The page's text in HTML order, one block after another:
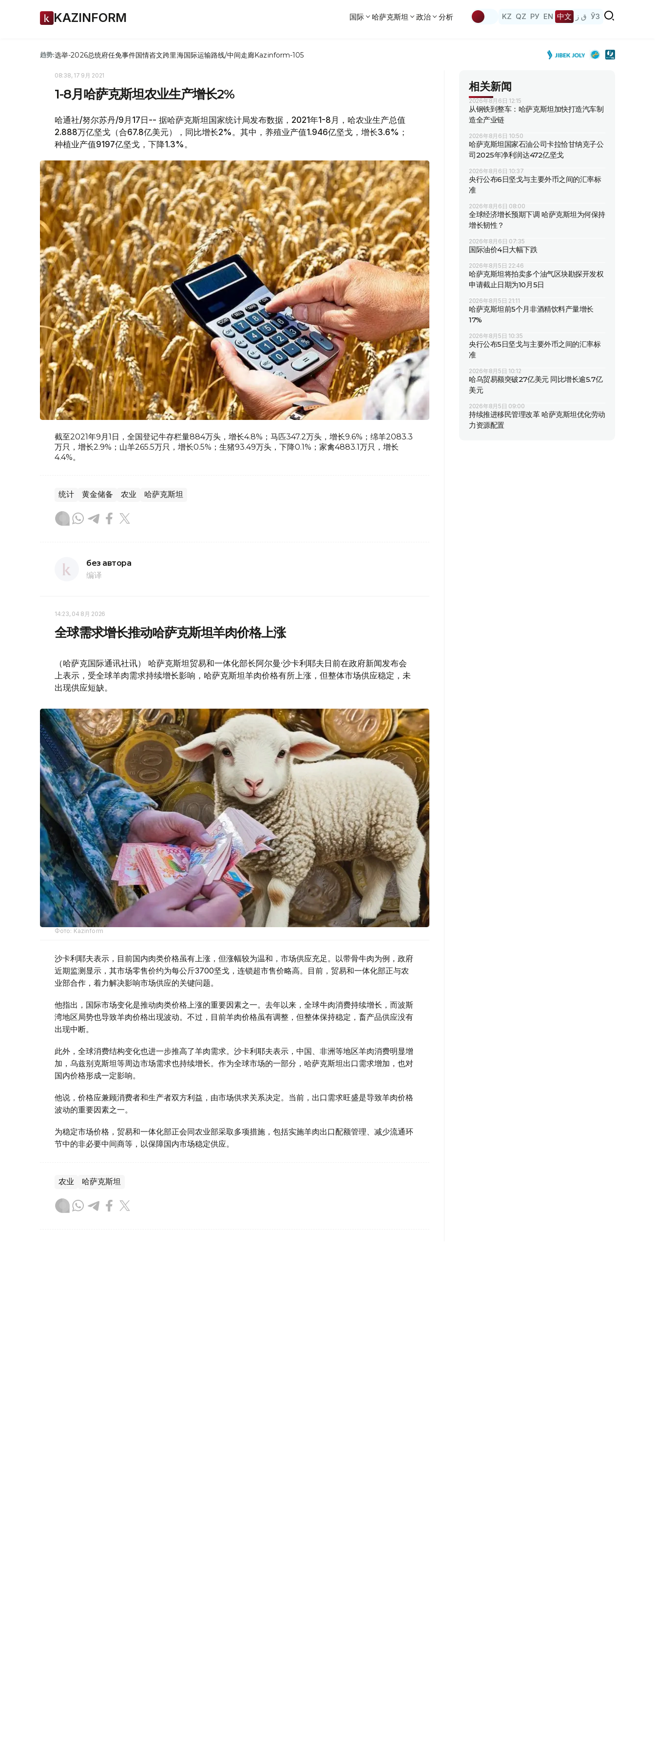
KAZINFORM 国际 哈萨克斯坦 政治 分析 KZ QZ РУ EN 中文 ق ز ЎЗ
趋势:选举-2026总统府任免事件国情咨文跨里海国际运输路线/中间走廊Kazinform-105
08:38, 17 9月 2021
1-8月哈萨克斯坦农业生产增长2%
哈通社/努尔苏丹/9月17日-- 据哈萨克斯坦国家统计局发布数据，2021年1-8月，哈农业生产总值
2.888万亿坚戈（合67.8亿美元），同比增长2%。其中，养殖业产值1.946亿坚戈，增长3.6%；
种植业产值9197亿坚戈，下降1.3%。
截至2021年9月1日，全国登记牛存栏量884万头，增长4.8%；马匹347.2万头，增长9.6%；绵羊2083.3
万只，增长2.9%；山羊265.5万只，增长0.5%；生猪93.49万头，下降0.1%；家禽4883.1万只，增长
4.4%。
统计 黄金储备 农业 哈萨克斯坦
без автора
编译
14:23, 04 8月 2026
全球需求增长推动哈萨克斯坦羊肉价格上涨
（哈萨克国际通讯社讯） 哈萨克斯坦贸易和一体化部长阿尔曼·沙卡利耶夫日前在政府新闻发布会
上表示，受全球羊肉需求持续增长影响，哈萨克斯坦羊肉价格有所上涨，但整体市场供应稳定，未
出现供应短缺。
Фото: Kazinform
沙卡利耶夫表示，目前国内肉类价格虽有上涨，但涨幅较为温和，市场供应充足。以带骨牛肉为例，政府
近期监测显示，其市场零售价约为每公斤3700坚戈，连锁超市售价略高。目前，贸易和一体化部正与农
业部合作，着力解决影响市场供应的关键问题。
他指出，国际市场变化是推动肉类价格上涨的重要因素之一。去年以来，全球牛肉消费持续增长，而波斯
湾地区局势也导致羊肉价格出现波动。不过，目前羊肉价格虽有调整，但整体保持稳定，畜产品供应没有
出现中断。
此外，全球消费结构变化也进一步推高了羊肉需求。沙卡利耶夫表示，中国、非洲等地区羊肉消费明显增
加，乌兹别克斯坦等周边市场需求也持续增长。作为全球市场的一部分，哈萨克斯坦出口需求增加，也对
国内价格形成一定影响。
他说，价格应兼顾消费者和生产者双方利益，由市场供求关系决定。当前，出口需求旺盛是导致羊肉价格
波动的重要因素之一。
为稳定市场价格，贸易和一体化部正会同农业部采取多项措施，包括实施羊肉出口配额管理、减少流通环
节中的非必要中间商等，以保障国内市场稳定供应。
农业 哈萨克斯坦
相关新闻
2026年8月6日 12:15
从钢铁到整车：哈萨克斯坦加快打造汽车制
造全产业链
2026年8月6日 10:50
哈萨克斯坦国家石油公司卡拉恰甘纳克子公
司2025年净利润达472亿坚戈
2026年8月6日 10:37
央行公布6日坚戈与主要外币之间的汇率标
准
2026年8月6日 08:00
全球经济增长预期下调 哈萨克斯坦为何保持
增长韧性？
2026年8月6日 07:35
国际油价4日大幅下跌
2026年8月5日 22:46
哈萨克斯坦将拍卖多个油气区块勘探开发权
申请截止日期为10月5日
2026年8月5日 21:11
哈萨克斯坦前5个月非酒精饮料产量增长
17%
2026年8月5日 10:35
央行公布5日坚戈与主要外币之间的汇率标
准
2026年8月5日 10:12
哈乌贸易额突破27亿美元 同比增长逾5.7亿
美元
2026年8月5日 09:00
持续推进移民管理改革 哈萨克斯坦优化劳动
力资源配置